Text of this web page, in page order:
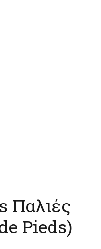
Παλιές
Pieds)